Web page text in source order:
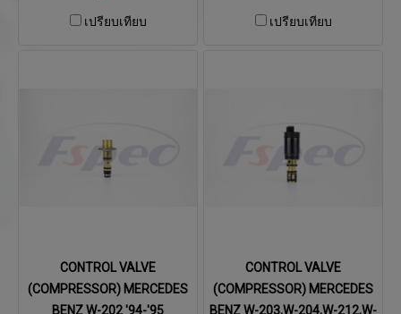
เปรียบเทียบ เปรียบเทียบ
CONTROL VALVE
(COMPRESSOR) MERCEDES
BENZ W-202 '94-'95
CONTROL VALVE
(COMPRESSOR) MERCEDES
BENZ W-203,W-204,W-212,W-